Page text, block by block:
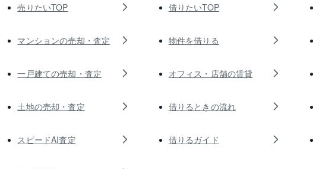
売りたいTOP
マンションの売却・査定
一戸建ての売却・査定
土地の売却・査定
スピードAI査定
借りたいTOP
物件を借りる
オフィス・店舗の賃貸
借りるときの流れ
借りるガイド